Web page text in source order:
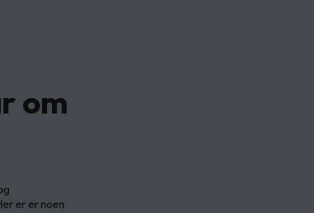
om
er er noen